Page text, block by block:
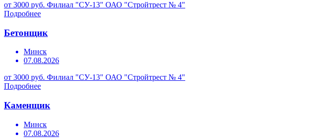
от 3000 руб. Филиал "СУ-13" ОАО "Стройтрест № 4"
Подробнее
Бетонщик
Минск
07.08.2026
от 3000 руб. Филиал "СУ-13" ОАО "Стройтрест № 4"
Подробнее
Каменщик
Минск
07.08.2026